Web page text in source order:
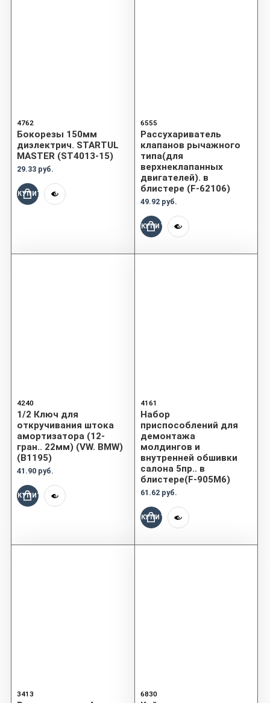
4762
Бокорезы 150мм
диэлектрич. STARTUL
MASTER (ST4013-15)
29.33 руб.
КУПИТЬ
6555
Рассухариватель
клапанов рычажного
типа(для
верхнеклапанных
двигателей). в
блистере (F-62106)
49.92 руб.
КУПИТЬ
4240
1/2 Ключ для
откручивания штока
амортизатора (12-
гран.. 22мм) (VW. BMW)
(B1195)
41.90 руб.
КУПИТЬ
4161
Набор
приспособлений для
демонтажа
молдингов и
внутренней обшивки
салона 5пр.. в
блистере(F-905M6)
61.62 руб.
КУПИТЬ
3413 6830